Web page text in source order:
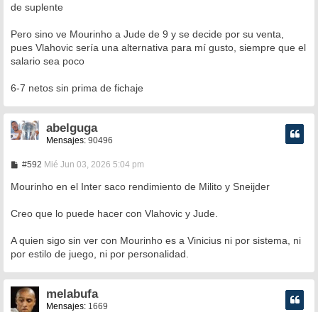
de suplente
Pero sino ve Mourinho a Jude de 9 y se decide por su venta,
pues Vlahovic sería una alternativa para mí gusto, siempre que el
salario sea poco
6-7 netos sin prima de fichaje
abelguga
Mensajes: 90496
#592M
n
j
Mié Jun 03, 2026 5:04 pm
Mourinho en el Inter saco rendimiento de Milito y Sneijder
Creo que lo puede hacer con Vlahovic y Jude.
A quien sigo sin ver con Mourinho es a Vinicius ni por sistema, ni
por estilo de juego, ni por personalidad.
melabufa
Mensajes: 1669